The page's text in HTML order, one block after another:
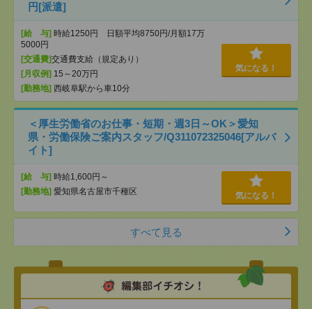
円[派遣]
[給 与] 時給1250円 日額平均8750円/月額17万
5000円
[交通費]交通費支給（規定あり）
[月収例] 15～20万円
[勤務地] 西岐阜駅から車10分
気になる！
＜厚生労働省のお仕事・短期・週3日～OK＞愛知
県・労働保険ご案内スタッフ/Q311072325046[アルバ
イト]
[給 与] 時給1,600円～
[勤務地] 愛知県名古屋市千種区 気になる！
すべて見る